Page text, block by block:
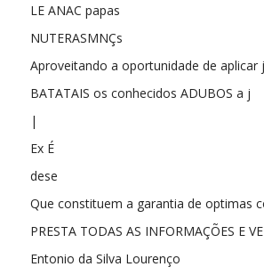
LE ANAC papas
NUTERASMNÇs
Aproveitando a oportunidade de aplicar
BATATAIS os conhecidos ADUBOS a j
|
Ex É
dese
Que constituem a garantia de optimas
PRESTA TODAS AS INFORMAÇÕES E
Entonio da Silva Lourenço